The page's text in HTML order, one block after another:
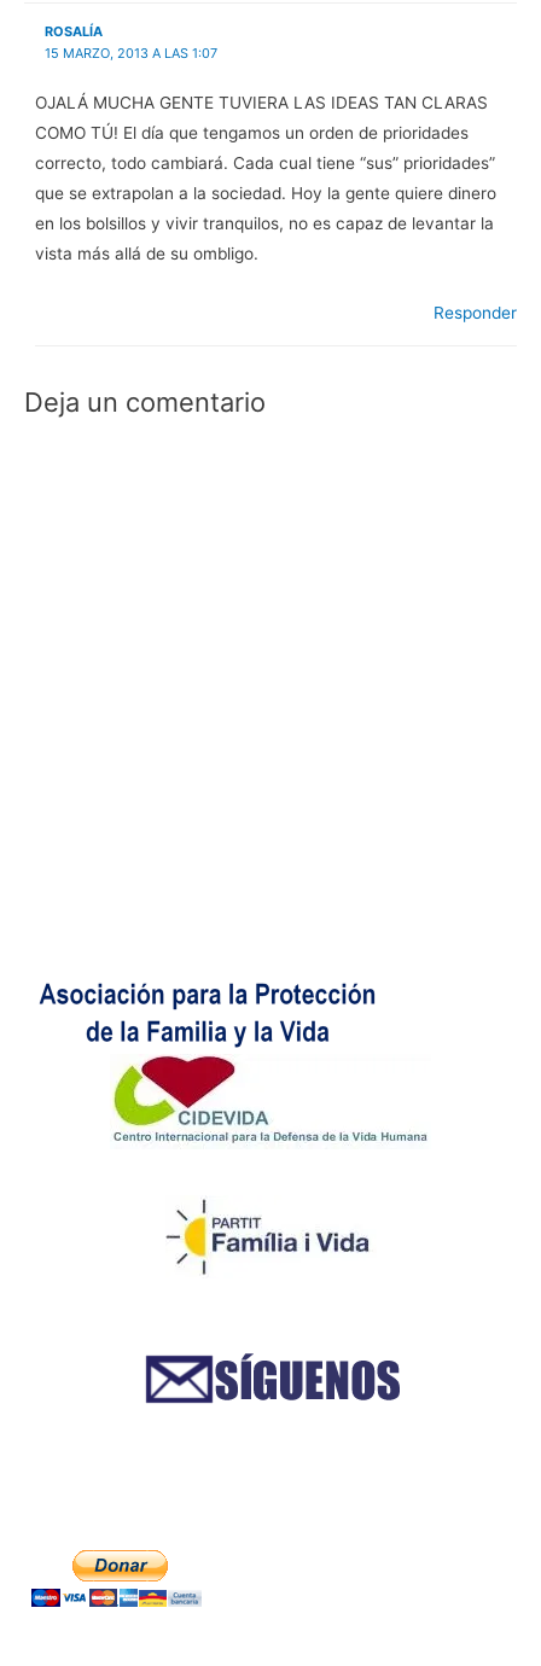
ROSALÍA
15 MARZO, 2013 A LAS 1:07
OJALÁ MUCHA GENTE TUVIERA LAS IDEAS TAN CLARAS
COMO TÚ! El día que tengamos un orden de prioridades
correcto, todo cambiará. Cada cual tiene “sus” prioridades”
que se extrapolan a la sociedad. Hoy la gente quiere dinero
en los bolsillos y vivir tranquilos, no es capaz de levantar la
vista más allá de su ombligo.
Responder
Deja un comentario